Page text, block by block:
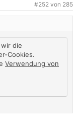
#252 von 285
die
Cookies.
Verwendung von